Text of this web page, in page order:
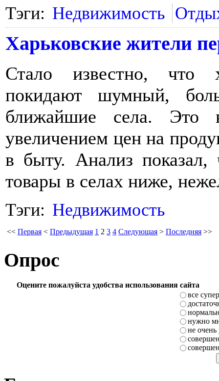
Тэги: Недвижимость
Харьковские жители
Стало известно, что
покидают шумный,
ближайшие села. Это
увеличением цен на
в быту. Анализ показал,
товары в селах ниже,
Тэги: Недвижимость
<< Первая < Предыдущая 1 2 3 4 Следующая > Последняя >>
Опрос
Оцените пожалуйста удобства использования сайта
все супер
нужно
не очень